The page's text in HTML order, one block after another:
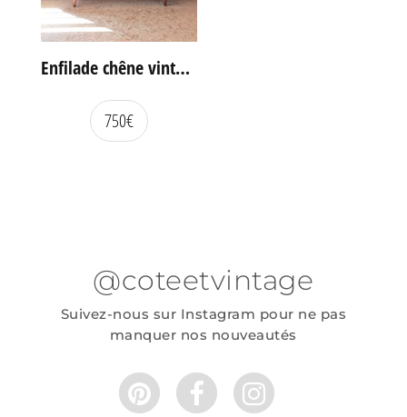
Enfilade chêne vintage portes coulissantes
750€
@coteetvintage
Suivez-nous sur Instagram pour ne pas
manquer nos nouveautés